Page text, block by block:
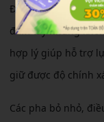
Điểm mạnh của
đầm tay nhưng
hợp lý giúp hỗ trợ
giữ được độ chính
Các pha bỏ nhỏ,